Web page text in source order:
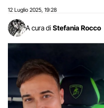
12 Luglio 2025 19:28
A cura di Stefania Rocco